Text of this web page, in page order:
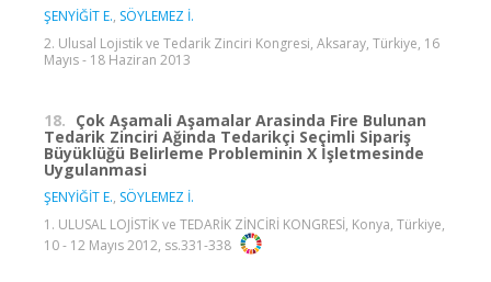
ŞENYİĞİT E., SÖYLEMEZ İ.
2. Ulusal Lojistik ve Tedarik Zinciri Kongresi, Aksaray, Türkiye, 16
Mayıs - 18 Haziran 2013
18. Çok Aşamali Aşamalar Arasinda Fire Bulunan
Tedarik Zinciri Ağinda Tedarikçi Seçimli Sipariş
Büyüklüğü Belirleme Probleminin X İşletmesinde
Uygulanmasi
ŞENYİĞİT E., SÖYLEMEZ İ.
1. ULUSAL LOJİSTİK ve TEDARİK ZİNCİRİ KONGRESİ, Konya, Türkiye,
10 - 12 Mayıs 2012, ss.331-338